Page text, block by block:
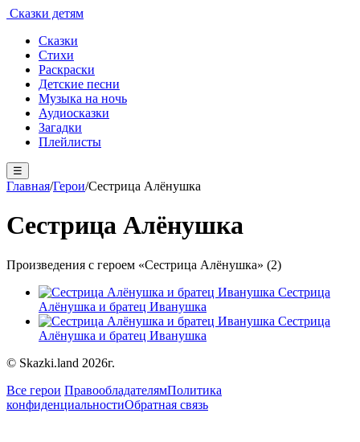
Сказки детям
Сказки
Стихи
Раскраски
Детские песни
Музыка на ночь
Аудиосказки
Загадки
Плейлисты
☰
Главная/Герои/Сестрица Алёнушка
Сестрица Алёнушка
Произведения с героем «Сестрица Алёнушка» (2)
Сестрица
Алёнушка и братец Иванушка
Сестрица
Алёнушка и братец Иванушка
© Skazki.land 2026г.
Все герои ПравообладателямПолитика
конфиденциальностиОбратная связь